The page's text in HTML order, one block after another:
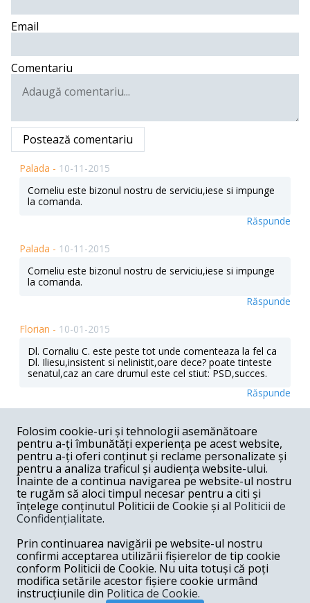
Email
Comentariu
Postează comentariu
Palada - 10-11-2015
Corneliu este bizonul nostru de serviciu,iese si impunge
la comanda.
Răspunde
Palada - 10-11-2015
Corneliu este bizonul nostru de serviciu,iese si impunge
la comanda.
Răspunde
Florian - 10-01-2015
Dl. Cornaliu C. este peste tot unde comenteaza la fel ca
Dl. Iliesu,insistent si nelinistit,oare dece? poate tinteste
senatul,caz an care drumul este cel stiut: PSD,succes.
Răspunde
Sunt absolut de acord cu fiul domnului Leonte
Tismaneanu. Ca membru pesede, tovarasul Sorin Iliesiu,
este un impostor moral si un kitsch. Pe de alta parte, ca
membru peneledelemepe, domnul Sorin Iliesiu a fost un
foarte respectat guignol de dreapta neocon bugetar
fripturista, care dadea interviuri si era mereu binevenit in
paginile saptamanalului independent de analiza politica si
actualitate culturala 22. Atunci fiul domnului Leonte
chutzpah, nici despre kitschul, nici despre impostura
morala a papagalului Iliesiu. Normal. Atunci cand sezi pe
WC si produci tu insuti, nu miroase. Doar produsul
altcuiva iti miroase. Spor la analize! Cu Dumnezeu inainte
si la dreapta!
Folosim cookie-uri și tehnologii asemănătoare
pentru a-ți îmbunătăți experiența pe acest website,
pentru a-ți oferi conținut și reclame personalizate și
pentru a analiza traficul și audiența website-ului.
Înainte de a continua navigarea pe website-ul nostru
te rugăm să aloci timpul necesar pentru a citi și
înțelege conținutul Politicii de Cookie și al Politicii de
Confidențialitate.
Prin continuarea navigării pe website-ul nostru
confirmi acceptarea utilizării fișierelor de tip cookie
conform Politicii de Cookie. Nu uita totuși că poți
modifica setările acestor fișiere cookie urmând
instrucțiunile din Politica de Cookie.